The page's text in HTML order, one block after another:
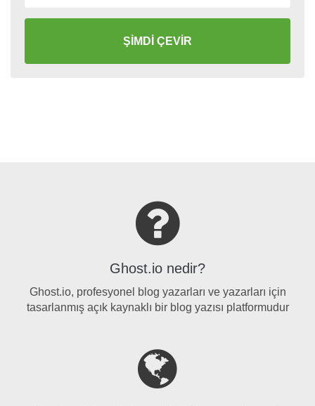
ŞİMDİ ÇEVİR
Ghost.io nedir?
Ghost.io, profesyonel blog yazarları ve yazarları için
tasarlanmış açık kaynaklı bir blog yazısı platformudur